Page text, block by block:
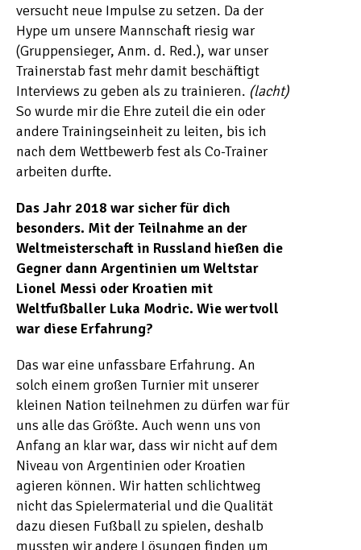
versucht neue Impulse zu setzen. Da der
Hype um unsere Mannschaft riesig war
(Gruppensieger, Anm. d. Red.), war unser
Trainerstab fast mehr damit beschäftigt
Interviews zu geben als zu trainieren. (lacht)
So wurde mir die Ehre zuteil die ein oder
andere Trainingseinheit zu leiten, bis ich
nach dem Wettbewerb fest als Co-Trainer
arbeiten durfte.
Das Jahr 2018 war sicher für dich
besonders. Mit der Teilnahme an der
Weltmeisterschaft in Russland hießen die
Gegner dann Argentinien um Weltstar
Lionel Messi oder Kroatien mit
Weltfußballer Luka Modric. Wie wertvoll
war diese Erfahrung?
Das war eine unfassbare Erfahrung. An
solch einem großen Turnier mit unserer
kleinen Nation teilnehmen zu dürfen war für
uns alle das Größte. Auch wenn uns von
Anfang an klar war, dass wir nicht auf dem
Niveau von Argentinien oder Kroatien
agieren können. Wir hatten schlichtweg
nicht das Spielermaterial und die Qualität
dazu diesen Fußball zu spielen, deshalb
mussten wir andere Lösungen finden um